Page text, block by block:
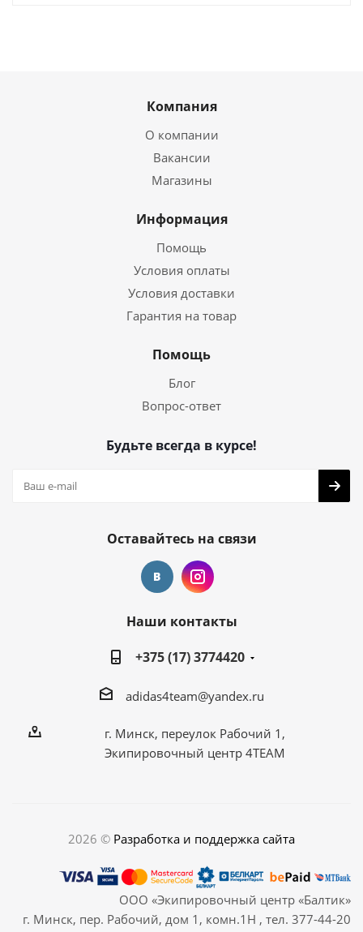
Компания
О компании
Вакансии
Магазины
Информация
Помощь
Условия оплаты
Условия доставки
Гарантия на товар
Помощь
Блог
Вопрос-ответ
Будьте всегда в курсе!
Оставайтесь на связи
Наши контакты
+375 (17) 3774420
adidas4team@yandex.ru
г. Минск, переулок Рабочий 1,
Экипировочный центр 4TEAM
2026 © Разработка и поддержка сайта
ООО «Экипировочный центр «Балтик»
г. Минск, пер. Рабочий, дом 1, комн.1Н , тел. 377-44-20